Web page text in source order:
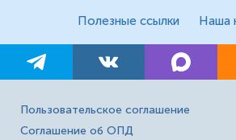
Полезные ссылки Наша
Пользовательское соглашение
Соглашение об ОПД